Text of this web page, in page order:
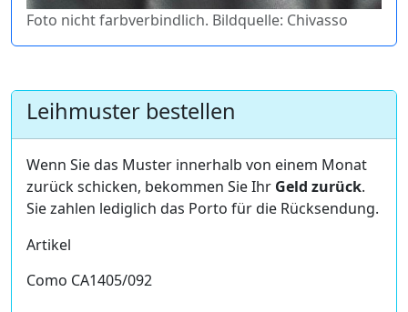
Foto nicht farbverbindlich. Bildquelle: Chivasso
Leihmuster bestellen
Wenn Sie das Muster innerhalb von einem Monat
zurück schicken, bekommen Sie Ihr Geld zurück.
Sie zahlen lediglich das Porto für die Rücksendung.
Artikel
Como CA1405/092